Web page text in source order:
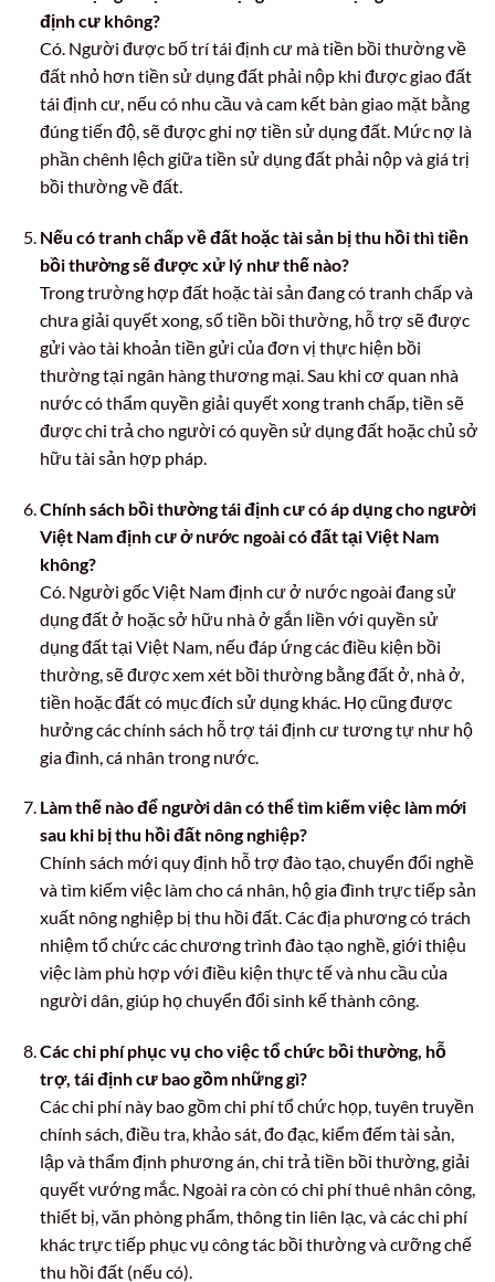
định cư không?
Có. Người được bố trí tái định cư mà tiền bồi thường về
đất nhỏ hơn tiền sử dụng đất phải nộp khi được giao đất
tái định cư, nếu có nhu cầu và cam kết bàn giao mặt bằng
đúng tiến độ, sẽ được ghi nợ tiền sử dụng đất. Mức nợ là
phần chênh lệch giữa tiền sử dụng đất phải nộp và giá trị
bồi thường về đất.
Nếu có tranh chấp về đất hoặc tài sản bị thu hồi thì tiền
bồi thường sẽ được xử lý như thế nào?
Trong trường hợp đất hoặc tài sản đang có tranh chấp và
chưa giải quyết xong, số tiền bồi thường, hỗ trợ sẽ được
gửi vào tài khoản tiền gửi của đơn vị thực hiện bồi
thường tại ngân hàng thương mại. Sau khi cơ quan nhà
nước có thẩm quyền giải quyết xong tranh chấp, tiền sẽ
được chi trả cho người có quyền sử dụng đất hoặc chủ sở
hữu tài sản hợp pháp.
Chính sách bồi thường tái định cư có áp dụng cho người
Việt Nam định cư ở nước ngoài có đất tại Việt Nam
không?
Có. Người gốc Việt Nam định cư ở nước ngoài đang sử
dụng đất ở hoặc sở hữu nhà ở gắn liền với quyền sử
dụng đất tại Việt Nam, nếu đáp ứng các điều kiện bồi
thường, sẽ được xem xét bồi thường bằng đất ở, nhà ở,
tiền hoặc đất có mục đích sử dụng khác. Họ cũng được
hưởng các chính sách hỗ trợ tái định cư tương tự như hộ
gia đình, cá nhân trong nước.
Làm thế nào để người dân có thể tìm kiếm việc làm mới
sau khi bị thu hồi đất nông nghiệp?
Chính sách mới quy định hỗ trợ đào tạo, chuyển đổi nghề
và tìm kiếm việc làm cho cá nhân, hộ gia đình trực tiếp sản
xuất nông nghiệp bị thu hồi đất. Các địa phương có trách
nhiệm tổ chức các chương trình đào tạo nghề, giới thiệu
việc làm phù hợp với điều kiện thực tế và nhu cầu của
người dân, giúp họ chuyển đổi sinh kế thành công.
Các chi phí phục vụ cho việc tổ chức bồi thường, hỗ
trợ, tái định cư bao gồm những gì?
Các chi phí này bao gồm chi phí tổ chức họp, tuyên truyền
chính sách, điều tra, khảo sát, đo đạc, kiểm đếm tài sản,
lập và thẩm định phương án, chi trả tiền bồi thường, giải
quyết vướng mắc. Ngoài ra còn có chi phí thuê nhân công,
thiết bị, văn phòng phẩm, thông tin liên lạc, và các chi phí
khác trực tiếp phục vụ công tác bồi thường và cưỡng chế
thu hồi đất (nếu có).